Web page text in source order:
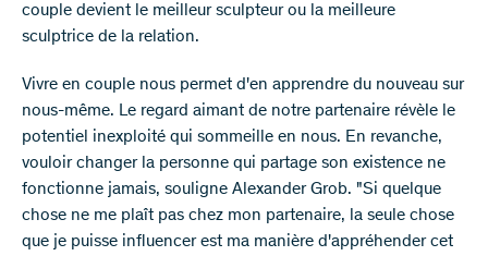
couple devient le meilleur sculpteur ou la meilleure
sculptrice de la relation.
Vivre en couple nous permet d'en apprendre du nouveau sur
nous-même. Le regard aimant de notre partenaire révèle le
potentiel inexploité qui sommeille en nous. En revanche,
vouloir changer la personne qui partage son existence ne
fonctionne jamais, souligne Alexander Grob. "Si quelque
chose ne me plaît pas chez mon partenaire, la seule chose
que je puisse influencer est ma manière d'appréhender cet